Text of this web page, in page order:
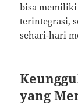
bisa memiliki
terintegrasi,
sehari-hari
yang